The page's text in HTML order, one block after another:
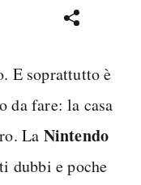
E soprattutto è
da fare: la casa
La Nintendo
dubbi e poche